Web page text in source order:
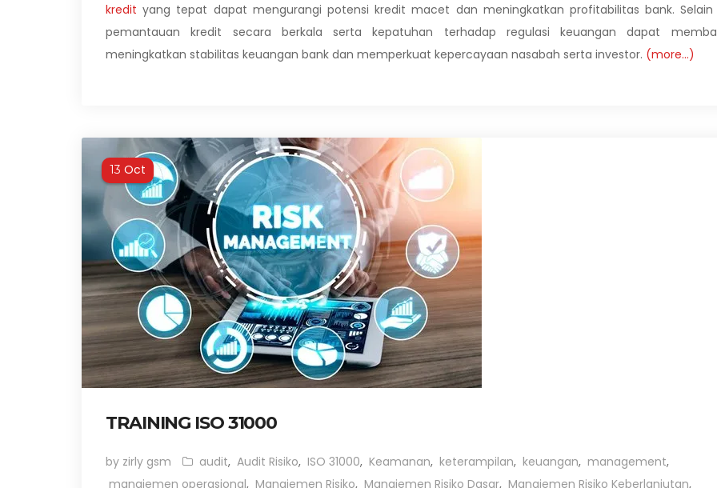
kredit yang tepat dapat mengurangi potensi kredit macet dan meningkatkan profitabilitas bank. Selain
pemantauan kredit secara berkala serta kepatuhan terhadap regulasi keuangan dapat
meningkatkan stabilitas keuangan bank dan memperkuat kepercayaan nasabah serta investor. (more…)
13 Oct
TRAINING ISO 31000
by zirly gsm audit, Audit Risiko, ISO 31000, Keamanan, keterampilan, keuangan, management,
manajemen operasional, Manajemen Risiko, Manajemen Risiko Dasar, Manajemen Risiko Keberlanjutan,